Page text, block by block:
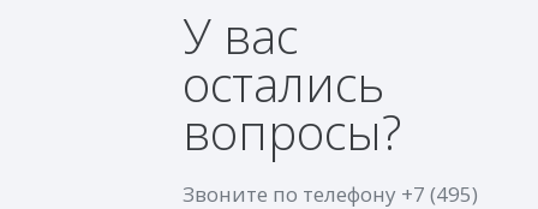
У вас
остались
вопросы?
Звоните по телефону +7 (495)